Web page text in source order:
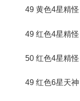
49 黄色4星精怪
49 红色4星精怪
50 红色4星精怪
49 红色6星天神